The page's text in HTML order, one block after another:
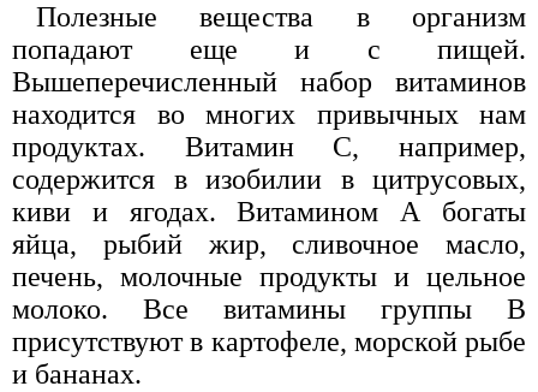
Полезные вещества в организм
попадают еще и с пищей.
Вышеперечисленный набор витаминов
находится во многих привычных нам
продуктах. Витамин С, например,
содержится в изобилии в цитрусовых,
киви и ягодах. Витамином А богаты
яйца, рыбий жир, сливочное масло,
печень, молочные продукты и цельное
молоко. Все витамины группы В
присутствуют в картофеле, морской рыбе
и бананах.